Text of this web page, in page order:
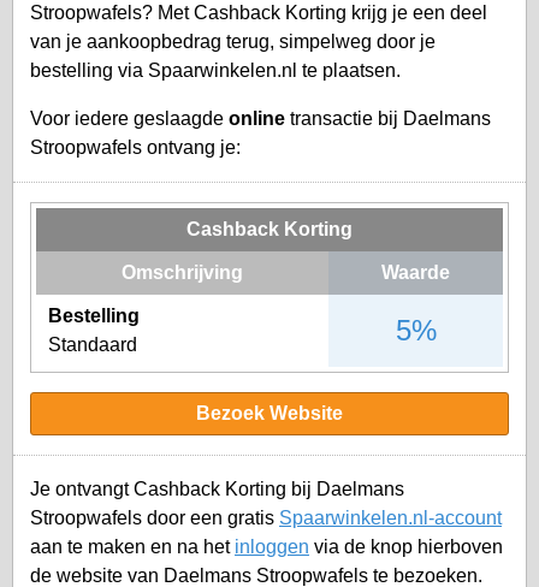
Stroopwafels? Met Cashback Korting krijg je een deel
van je aankoopbedrag terug, simpelweg door je
bestelling via Spaarwinkelen.nl te plaatsen.
Voor iedere geslaagde online transactie bij Daelmans
Stroopwafels ontvang je:
Cashback Korting
Omschrijving Waarde
Bestelling
Standaard
5%
Bezoek Website
Je ontvangt Cashback Korting bij Daelmans
Stroopwafels door een gratis Spaarwinkelen.nl-account
aan te maken en na het inloggen via de knop hierboven
de website van Daelmans Stroopwafels te bezoeken.